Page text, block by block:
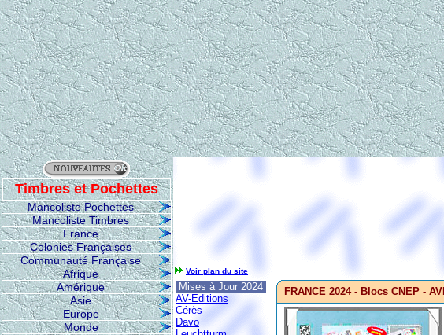
Timbres et Pochettes
Mancoliste Pochettes
Mancoliste Timbres
France
Colonies Françaises
Communauté Française
Afrique
Amérique
Asie
Europe
Monde
Voir plan du site
Mises à Jour 2024
AV-Editions
Cérès
Davo
FRANCE 2024 - Blocs CNEP -